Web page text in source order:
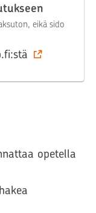
eikä sido
opetella